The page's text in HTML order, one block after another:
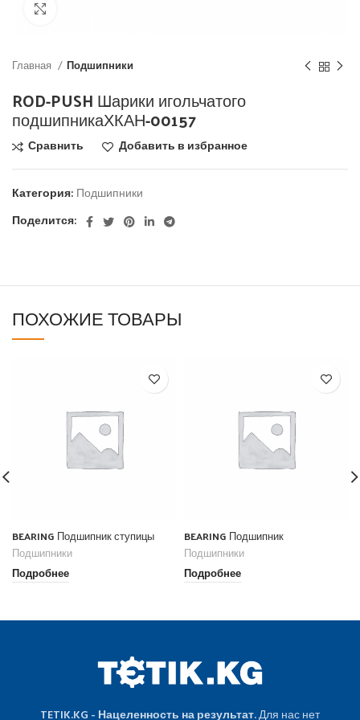
Главная Подшипники
ROD-PUSH Шарики игольчатого
подшипникаХКАН-00157
Сравнить Добавить в избранное
Категория: Подшипники
Поделится:
ПОХОЖИЕ ТОВАРЫ
BEARING Подшипник ступицы
Подшипники
Подробнее
BEARING Подшипник
Подшипники
Подробнее
TETIK.KG - Нацеленность на результат.Для нас нет